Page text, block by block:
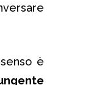
è